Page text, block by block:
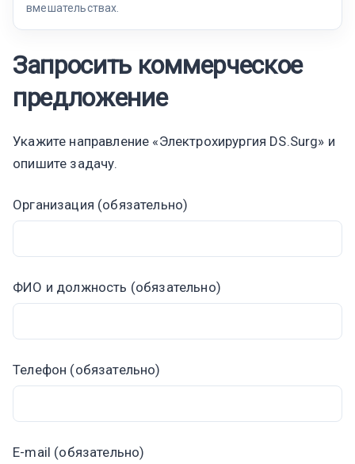
вмешательствах.
Запросить коммерческое
предложение
Укажите направление «Электрохирургия DS.Surg» и
опишите задачу.
Организация (обязательно)
ФИО и должность (обязательно)
Телефон (обязательно)
E-mail (обязательно)